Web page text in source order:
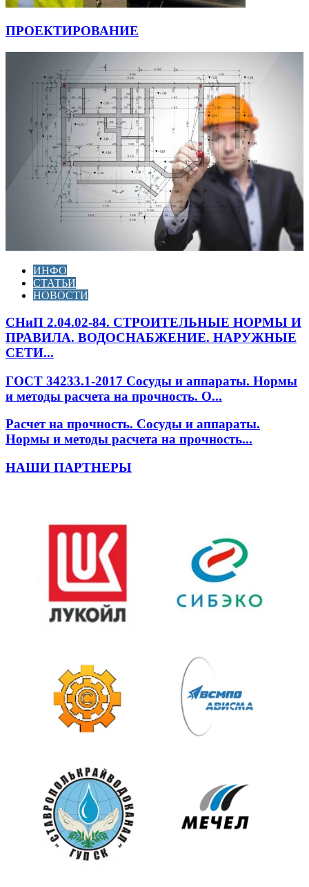
ПРОЕКТИРОВАНИЕ
ИНФО
СТАТЬИ
НОВОСТИ
СНиП 2.04.02-84. СТРОИТЕЛЬНЫЕ НОРМЫ И
ПРАВИЛА. ВОДОСНАБЖЕНИЕ. НАРУЖНЫЕ
СЕТИ...
ГОСТ 34233.1-2017 Сосуды и аппараты. Нормы
и методы расчета на прочность. О...
Расчет на прочность. Сосуды и аппараты.
Нормы и методы расчета на прочность...
НАШИ ПАРТНЕРЫ